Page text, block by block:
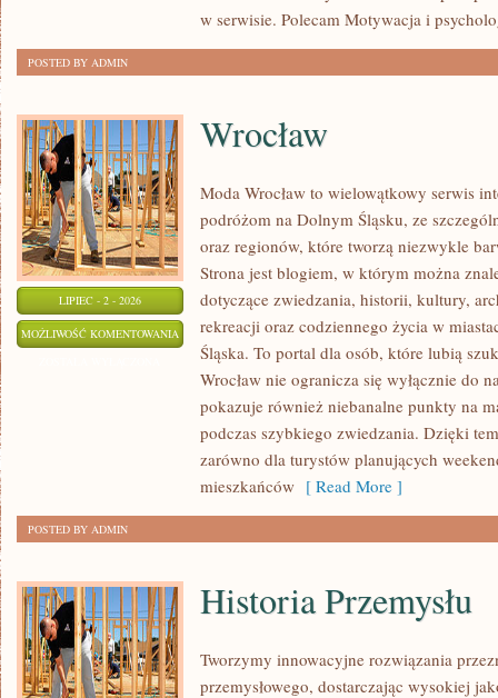
w serwisie. Polecam Motywacja i
POSTED BY ADMIN
LIPIEC - 2 - 2026
MOŻLIWOŚĆ KOMENTOWANIA WROCŁAW
Wrocław
Moda Wrocław to wielowątkowy serwis
podróżom na Dolnym Śląsku, ze
oraz regionów, które tworzą niezwykle
Strona jest blogiem, w którym można
dotyczące zwiedzania, historii, kultury,
rekreacji oraz codziennego życia w
Śląska. To portal dla osób, które lubią
Wrocław nie ogranicza się wyłącznie do
pokazuje również niebanalne punkty na
podczas szybkiego zwiedzania. Dzięki
zarówno dla turystów planujących
mieszkańców [ Read More ]
POSTED BY ADMIN
Historia Przemysłu
Tworzymy innowacyjne rozwiązania
przemysłowego, dostarczając wysokiej